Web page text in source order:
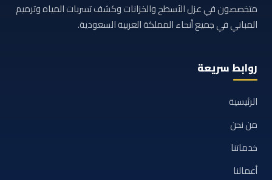
متخصصون في عزل الأسطح والخزانات وكشف تسربات المياه وترميم
المباني في جميع أنحاء المملكة العربية السعودية.
روابط سريعة
الرئيسية
من نحن
خدماتنا
أعمالنا